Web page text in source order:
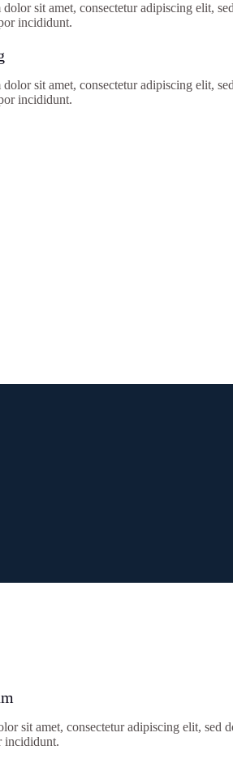
sit amet, consectetur adipiscing elit,
incididunt.
sit amet, consectetur adipiscing elit,
incididunt.
sit amet, consectetur adipiscing elit, sed
incididunt.